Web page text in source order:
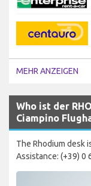
MEHR ANZEIGEN
Who ist der
Ciampino
The Rhodium desk
Assistance: (+39) 0